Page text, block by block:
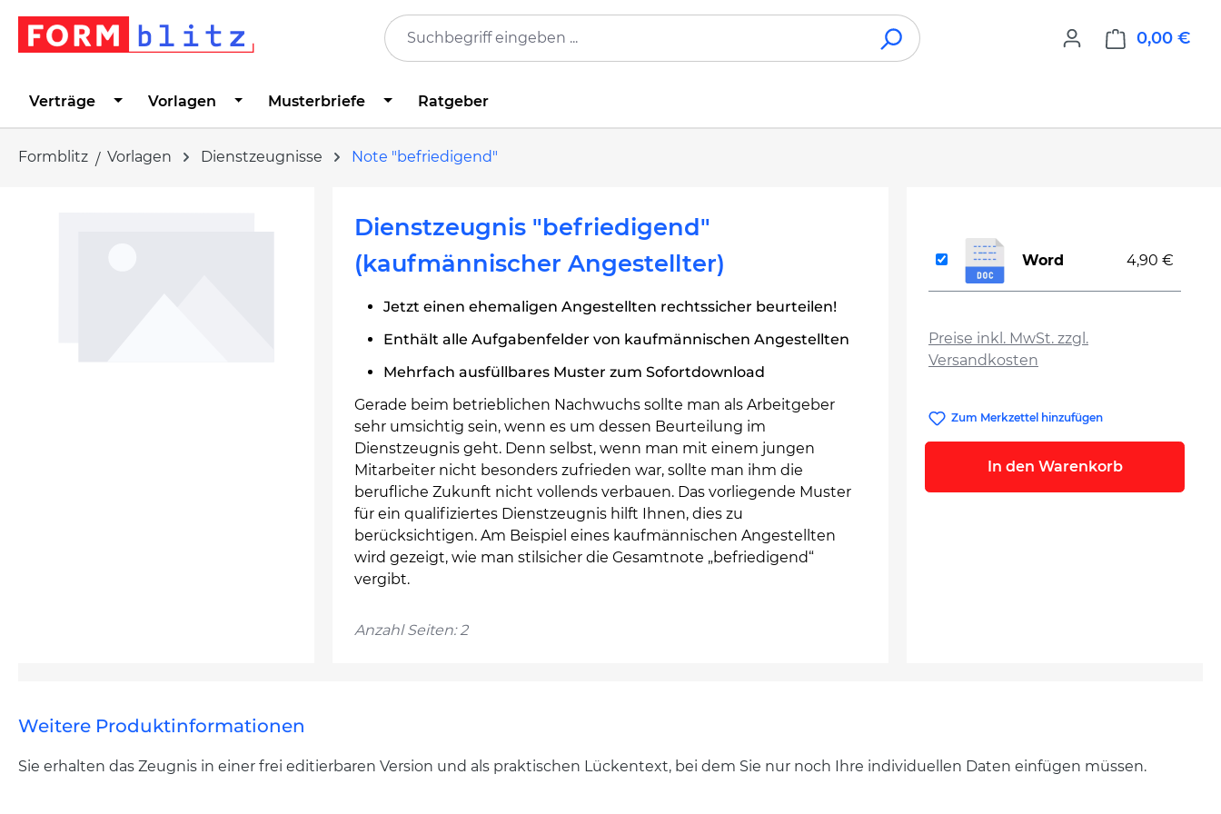
Zur Hauptnavigation springen
0,00 €
Verträge Vorlagen Musterbriefe Ratgeber
Formblitz Vorlagen Dienstzeugnisse Note "befriedigend"
Dienstzeugnis "befriedigend"
(kaufmännischer Angestellter)
Jetzt einen ehemaligen Angestellten rechtssicher beurteilen!
Enthält alle Aufgabenfelder von kaufmännischen Angestellten
Mehrfach ausfüllbares Muster zum Sofortdownload
Gerade beim betrieblichen Nachwuchs sollte man als Arbeitgeber
sehr umsichtig sein, wenn es um dessen Beurteilung im
Dienstzeugnis geht. Denn selbst, wenn man mit einem jungen
Mitarbeiter nicht besonders zufrieden war, sollte man ihm die
berufliche Zukunft nicht vollends verbauen. Das vorliegende Muster
für ein qualifiziertes Dienstzeugnis hilft Ihnen, dies zu
berücksichtigen. Am Beispiel eines kaufmännischen Angestellten
wird gezeigt, wie man stilsicher die Gesamtnote „befriedigend“
vergibt.
Anzahl Seiten: 2
Preise inkl. MwSt. zzgl.
Versandkosten
Word 4,90 €
Zum Merkzettel hinzufügen
In den Warenkorb
Weitere Produktinformationen
Sie erhalten das Zeugnis in einer frei editierbaren Version und als praktischen Lückentext, bei dem Sie nur noch Ihre individuellen Daten einfügen müssen.